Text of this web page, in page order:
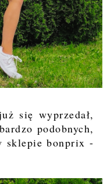
się wyprzedał,
podobnych,
sklepie bonprix -